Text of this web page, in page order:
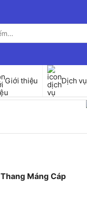
Giới thiệu Dịch vụ
Thang Máng Cáp